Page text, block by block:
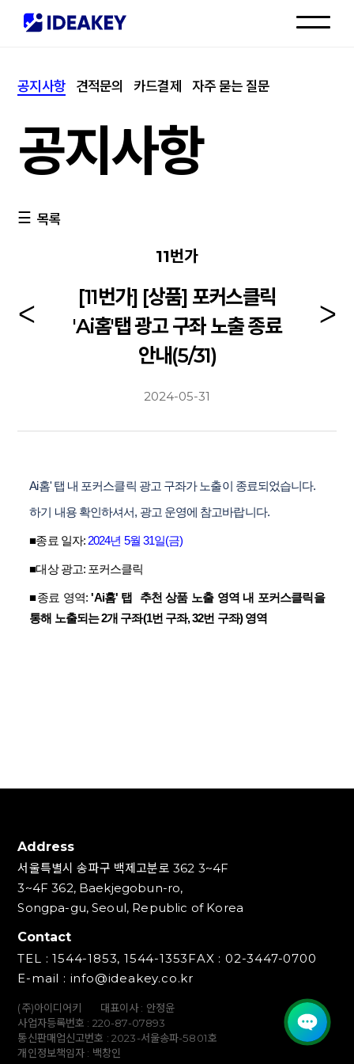
고객센터
공지사항 견적문의 카드결제 자주 묻는 질문
공지사항
목록
11번가
[11번가] [상품] 포커스클릭
'Ai홈'탭 광고 구좌 노출 종료
안내(5/31)
2024-05-31
Ai홈' 탭 내 포커스클릭 광고 구좌가 노출이 종료되었습니다.
하기 내용 확인하셔서, 광고 운영에 참고바랍니다.
■종료 일자: 2024년 5월 31일(금)
■대상 광고: 포커스클릭
■종료 영역: 'Ai홈' 탭
추천 상품 노출 영역 내 포커스클릭을
통해 노출되는 2개 구좌(1번 구좌, 32번 구좌) 영역
Address
서울특별시 송파구 백제고분로 362 3~4F
3~4F 362, Baekjegobun-ro,
Songpa-gu, Seoul, Republic of Korea
Contact
TEL : 1544-1853, 1544-1353FAX : 02-3447-0700
E-mail : info@ideakey.co.kr
(주)아이디어키
대표이사 : 안정윤
사업자등록번호 : 220‍-87-07893
통신판매업신고번호 : 2023-서울송파-5801호
개인정보책임자 : 백창인